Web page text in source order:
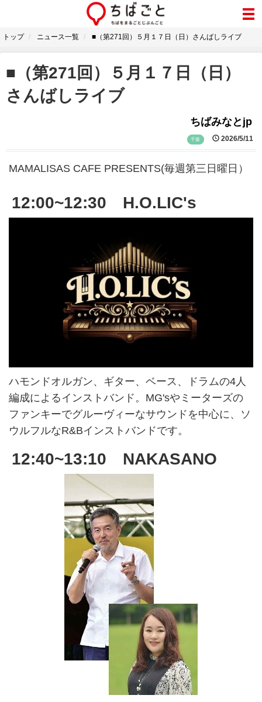
トップ ニュース一覧 ■（第271回）５月１７日（日）さんばしライブ
■（第271回）５月１７日（日）
さんばしライブ
ちばみなとjp
千葉 2026/5/11
MAMALISAS CAFE PRESENTS(毎週第三日曜日）
12:00~12:30 H.O.LIC's
ハモンドオルガン、ギター、ベース、ドラムの4人
編成によるインストバンド。MG'sやミーターズの
ファンキーでグルーヴィーなサウンドを中心に、ソ
ウルフルなR&Bインストバンドです。
12:40~13:10 NAKASANO